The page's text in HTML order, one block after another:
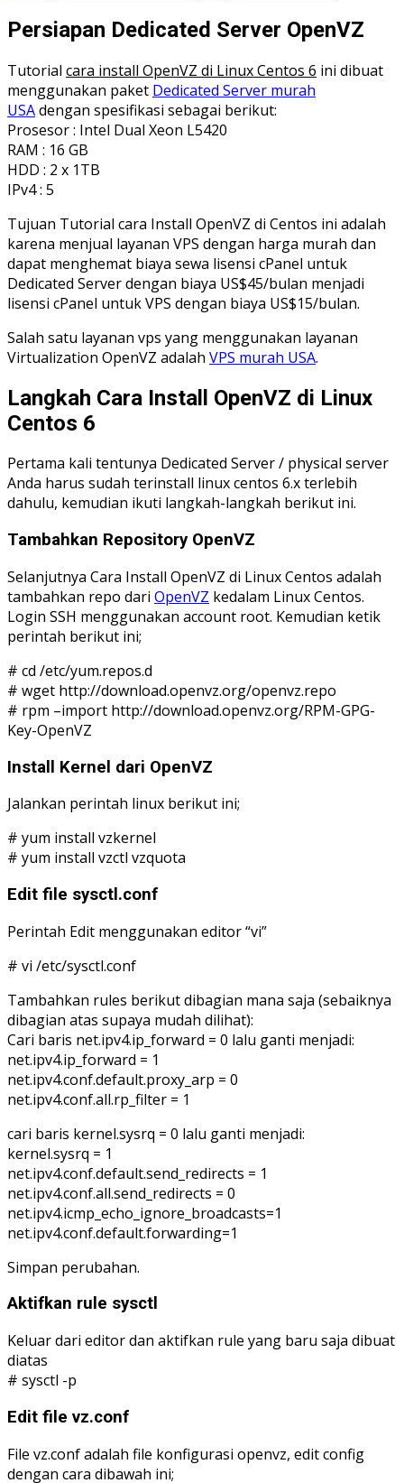
Persiapan Dedicated Server OpenVZ
Tutorial cara install OpenVZ di Linux Centos 6 ini dibuat
menggunakan paket Dedicated Server murah
USAdengan spesifikasi sebagai berikut:
Prosesor : Intel Dual Xeon L5420
RAM : 16 GB
HDD : 2 x 1TB
IPv4 : 5
Tujuan Tutorial cara Install OpenVZ di Centos ini adalah
karena menjual layanan VPS dengan harga murah dan
dapat menghemat biaya sewa lisensi cPanel untuk
Dedicated Server dengan biaya US$45/bulan menjadi
lisensi cPanel untuk VPS dengan biaya US$15/bulan.
Salah satu layanan vps yang menggunakan layanan
Virtualization OpenVZ adalah VPS murah USA.
Langkah Cara Install OpenVZ di Linux
Centos 6
Pertama kali tentunya Dedicated Server / physical server
Anda harus sudah terinstall linux centos 6.x terlebih
dahulu, kemudian ikuti langkah-langkah berikut ini.
Tambahkan Repository OpenVZ
Selanjutnya Cara Install OpenVZ di Linux Centos adalah
tambahkan repo dari OpenVZ kedalam Linux Centos.
Login SSH menggunakan account root. Kemudian ketik
perintah berikut ini;
# cd /etc/yum.repos.d
# wget http://download.openvz.org/openvz.repo
# rpm –import http://download.openvz.org/RPM-GPG-
Key-OpenVZ
Install Kernel dari OpenVZ
Jalankan perintah linux berikut ini;
# yum install vzkernel
# yum install vzctl vzquota
Edit file sysctl.conf
Perintah Edit menggunakan editor “vi”
# vi /etc/sysctl.conf
Tambahkan rules berikut dibagian mana saja (sebaiknya
dibagian atas supaya mudah dilihat):
Cari baris net.ipv4.ip_forward = 0 lalu ganti menjadi:
net.ipv4.ip_forward = 1
net.ipv4.conf.default.proxy_arp = 0
net.ipv4.conf.all.rp_filter = 1
cari baris kernel.sysrq = 0 lalu ganti menjadi:
kernel.sysrq = 1
net.ipv4.conf.default.send_redirects = 1
net.ipv4.conf.all.send_redirects = 0
net.ipv4.icmp_echo_ignore_broadcasts=1
net.ipv4.conf.default.forwarding=1
Simpan perubahan.
Aktifkan rule sysctl
Keluar dari editor dan aktifkan rule yang baru saja dibuat
diatas
# sysctl -p
Edit file vz.conf
File vz.conf adalah file konfigurasi openvz, edit config
dengan cara dibawah ini;